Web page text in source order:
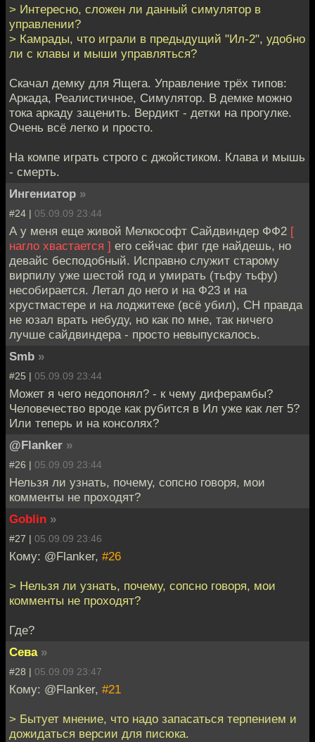
> Интересно, сложен ли данный симулятор в
управлении?
> Камрады, что играли в предыдущий "Ил-2", удобно
ли с клавы и мыши управляться?
Скачал демку для Ящега. Управление трёх типов:
Аркада, Реалистичное, Симулятор. В демке можно
тока аркаду заценить. Вердикт - детки на прогулке.
Очень всё легко и просто.
На компе играть строго с джойстиком. Клава и мышь
- смерть.
Ингениатор »
#24 | 05.09.09 23:44
А у меня еще живой Мелкософт Сайдвиндер ФФ2 [
нагло хвастается ] его сейчас фиг где найдешь, но
девайс бесподобный. Исправно служит старому
вирпилу уже шестой год и умирать (тьфу тьфу)
несобирается. Летал до него и на Ф23 и на
хрустмастере и на лоджитеке (всё убил), CH правда
не юзал врать небуду, но как по мне, так ничего
лучше сайдвиндера - просто невыпускалось.
Smb »
#25 | 05.09.09 23:44
Может я чего недопонял? - к чему диферамбы?
Человечество вроде как рубится в Ил уже как лет 5?
Или теперь и на консолях?
@Flanker »
#26 | 05.09.09 23:44
Нельзя ли узнать, почему, сопсно говоря, мои
комменты не проходят?
Goblin »
#27 | 05.09.09 23:46
Кому: @Flanker, #26
> Нельзя ли узнать, почему, сопсно говоря, мои
комменты не проходят?
Где?
Сева »
#28 | 05.09.09 23:47
Кому: @Flanker, #21
> Бытует мнение, что надо запасаться терпением и
дожидаться версии для писюка.